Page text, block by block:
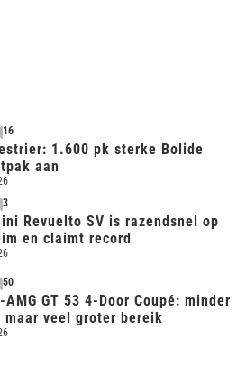
16
1.600 pk sterke Bolide
aan
3
Revuelto SV is razendsnel op
en claimt record
50
AMG GT 53 4-Door Coupé: minder
maar veel groter bereik